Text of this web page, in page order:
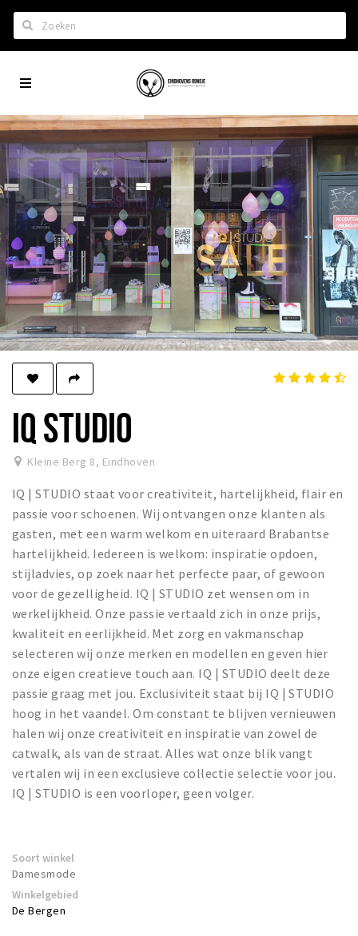
Home
Het laatste nieuws in Eindhoven
Lijstjes met Eindhoven tips
Roddels...
Restaurants en meer
Agenda
Hotels
Eindhovense Rondjes
Te koop en te huur
Winkels
Aanbiedingen
Ook reclame maken?
Over Eindhovens Rondje
Inloggen
City
IQ STUDIO
Kleine Berg 8, Eindhoven
IQ | STUDIO staat voor creativiteit, hartelijkheid, flair en
passie voor schoenen. Wij ontvangen onze klanten als
gasten, met een warm welkom en uiteraard Brabantse
hartelijkheid. Iedereen is welkom: inspiratie opdoen,
stijladvies, op zoek naar het perfecte paar, of gewoon
voor de gezelligheid. IQ | STUDIO zet wensen om in
werkelijkheid. Onze passie vertaald zich in onze prijs,
kwaliteit en eerlijkheid. Met zorg en vakmanschap
selecteren wij onze merken en modellen en geven hier
onze eigen creatieve touch aan. IQ | STUDIO deelt deze
passie graag met jou. Exclusiviteit staat bij IQ | STUDIO
hoog in het vaandel. Om constant te blijven vernieuwen
halen wij onze creativiteit en inspiratie van zowel de
catwalk, als van de straat. Alles wat onze blik vangt
vertalen wij in een exclusieve collectie selectie voor jou.
IQ | STUDIO is een voorloper, geen volger.
Soort winkel
Damesmode
Winkelgebied
De Bergen